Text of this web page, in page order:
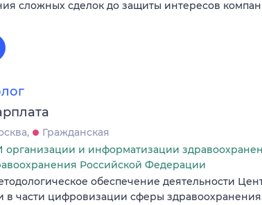
сложных сделок до защиты интересов
Гражданская
и информатизации
Российской Федерации
обеспечение деятельности
в части цифровизации сферы